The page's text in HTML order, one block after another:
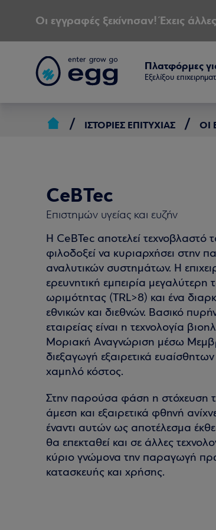
Οι εγγραφές ξεκίνησαν! Έχεις
Πλατφόρμες
Εξελίξου
ΙΣΤΟΡΊΕΣ ΕΠΙΤΥΧΊΑΣ ΟΙ
CeBTec
Επιστημών υγείας και ευζήν
H CeBTec αποτελεί
φιλοδοξεί να κυριαρχήσει στην
αναλυτικών συστημάτων. Η
ερευνητική εμπειρία
ωριμότητας (TRL>8) και ένα
εθνικών και διεθνών. Βασικό
εταιρείας είναι η τεχνολογία
Μοριακή Αναγνώριση μέσω
διεξαγωγή εξαιρετικά
χαμηλό κόστος.
Στην παρούσα φάση η στόχευση
άμεση και εξαιρετικά φθηνή
έναντι αυτών ως αποτέλεσμα
θα επεκταθεί και σε άλλες
κύριο γνώμονα την παραγωγή
κατασκευής και χρήσης.